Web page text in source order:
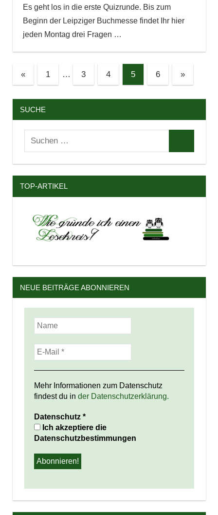
Es geht los in die erste Quizrunde. Bis zum
Beginn der Leipziger Buchmesse findet Ihr hier
jeden Montag drei Fragen …
Seitennummerierung
Beiträge
«Vorherige
Beiträge
1 … 3 4 5 6
Nächste
Beiträge
»
SUCHE
Suchen
TOP-ARTIKEL
NEUE BEITRÄGE ABONNIEREN
Mehr Informationen zum Datenschutz
findest du in der Datenschutzerklärung.
Datenschutz *
Ich akzeptiere die
Datenschutzbestimmungen